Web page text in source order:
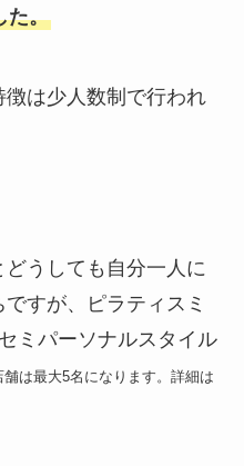
た。
は少人数制で行われ
うしても自分一人に
すが、ピラティスミ
ミパーソナルスタイル
は最大5名になります。詳細は